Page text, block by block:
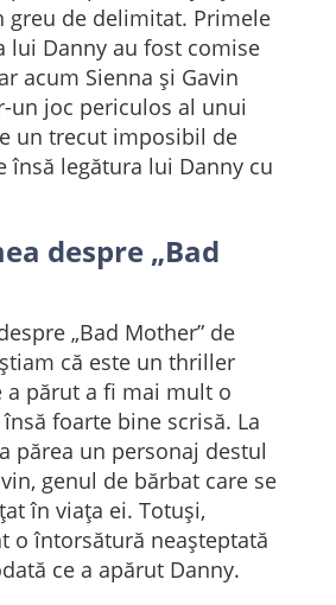
greu de delimitat. Primele
lui Danny au fost comise
acum Sienna și Gavin
un joc periculos al unui
un trecut imposibil de
însă legătura lui Danny cu
despre „Bad
„Bad Mother” de
că este un thriller
a părut a fi mai mult o
foarte bine scrisă. La
părea un personaj destul
genul de bărbat care se
în viața ei. Totuși,
o întorsătură neașteptată
ce a apărut Danny.